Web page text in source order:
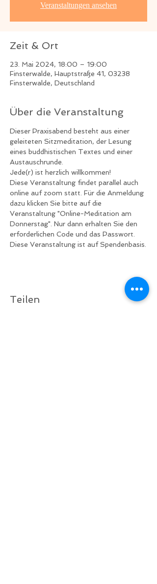
Veranstaltungen ansehen
Zeit & Ort
23. Mai 2024, 18:00 – 19:00
Finsterwalde, Hauptstraße 41, 03238
Finsterwalde, Deutschland
Über die Veranstaltung
Dieser Praxisabend besteht aus einer
geleiteten Sitzmeditation, der Lesung
eines buddhistischen Textes und einer
Austauschrunde.
Jede(r) ist herzlich willkommen!
Diese Veranstaltung findet parallel auch
online auf zoom statt. Für die Anmeldung
dazu klicken Sie bitte auf die
Veranstaltung "Online-Meditation am
Donnerstag". Nur dann erhalten Sie den
erforderlichen Code und das Passwort.
Diese Veranstaltung ist auf Spendenbasis.
Teilen